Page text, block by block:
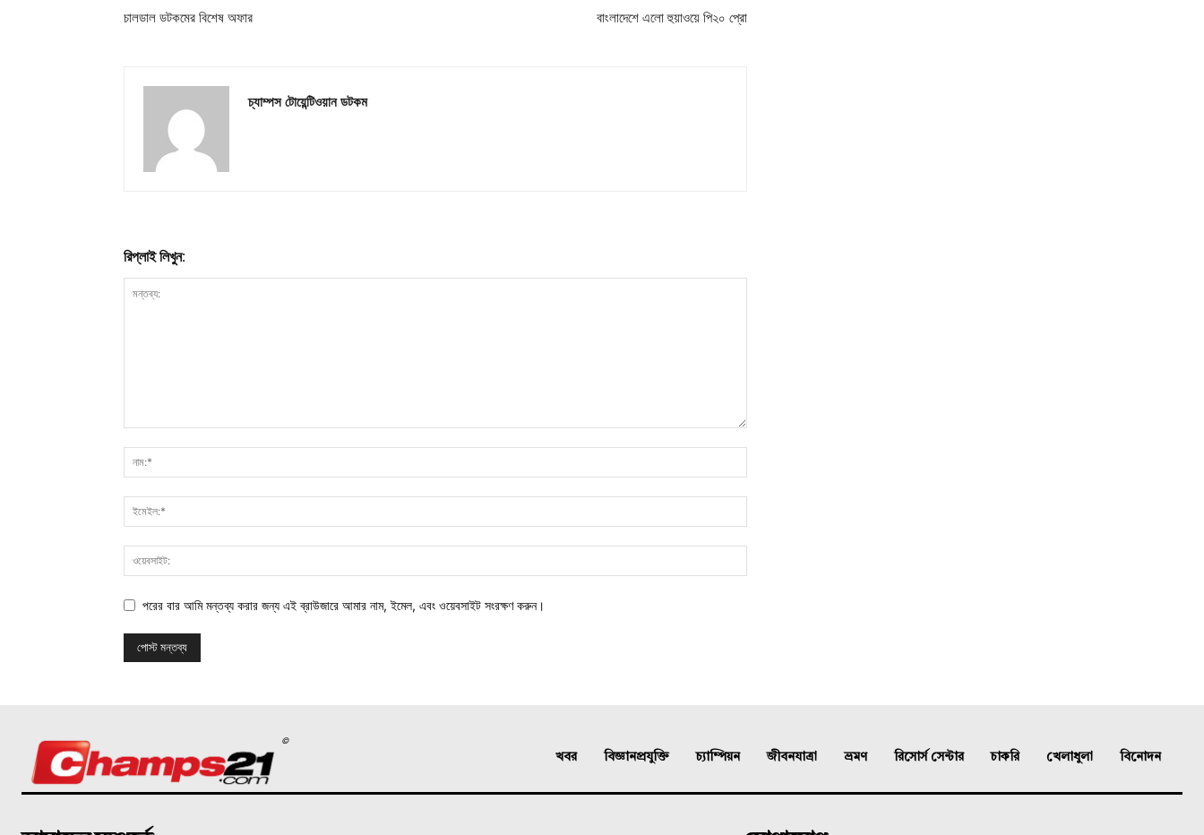
চালডাল ডটকমের বিশেষ অফার বাংলাদেশে এলো হুয়াওয়ে পি২০ প্রো
চ্যাম্পস টোয়েন্টিওয়ান ডটকম
রিপ্লাই লিখুন:
পরের বার আমি মন্তব্য করার জন্য এই ব্রাউজারে আমার নাম, ইমেল, এবং ওয়েবসাইট সংরক্ষণ করুন।
©
খবর বিজ্ঞানপ্রযুক্তি চ্যাম্পিয়ন জীবনযাত্রা ভ্রমণ রিসোর্স সেন্টার চাকরি খেলাধুলা বিনোদন